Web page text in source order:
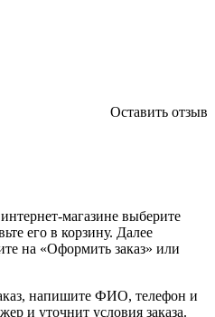
Оставить отзыв
магазине выберите
его в корзину. Далее
на «Оформить заказ» или
напишите ФИО, телефон и
и уточнит условия заказа.